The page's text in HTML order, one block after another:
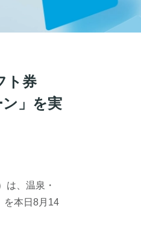
ト券
」を実
は、温泉・
を本日8月14